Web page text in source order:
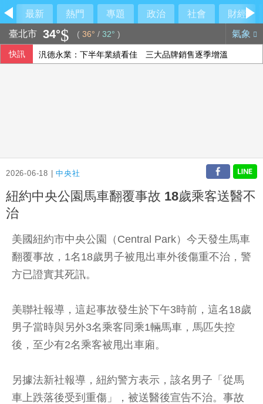
最新 熱門 專題 政治 社會
財經
臺北市 34° ( 36° / 32° ) 氣象
快訊 汎德永業：下半年業績看佳 三大品牌銷售逐季增溫
2026-06-18 |中央社
紐約中央公園馬車翻覆事故 18歲乘客送醫不
治
美國紐約市中央公園（Central Park）今天發生馬車
翻覆事故，1名18歲男子被甩出車外後傷重不治，警
方已證實其死訊。
美聯社報導，這起事故發生於下午3時前，這名18歲
男子當時與另外3名乘客同乘1輛馬車，馬匹失控
後，至少有2名乘客被甩出車廂。
另據法新社報導，紐約警方表示，該名男子「從馬
車上跌落後受到重傷」，被送醫後宣告不治。事故